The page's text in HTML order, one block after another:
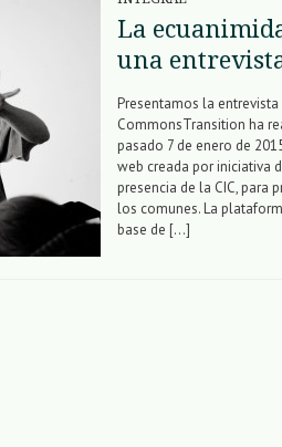
La
una
Presentamos la
CommonsTransition ha
pasado 7 de enero de
web creada por iniciativa
presencia de la CIC, para
los comunes. La
base de […]